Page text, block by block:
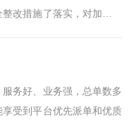
改措施了落实，对加盟的
务好、业务强，总单数多
受到平台优先派单和优质